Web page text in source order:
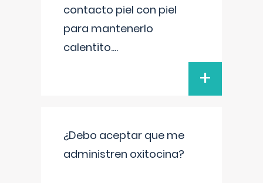
contacto piel con piel
para mantenerlo
calentito....
+
¿Debo aceptar que me
administren oxitocina?